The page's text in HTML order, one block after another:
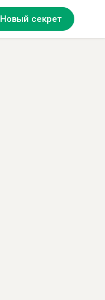
Новый секрет